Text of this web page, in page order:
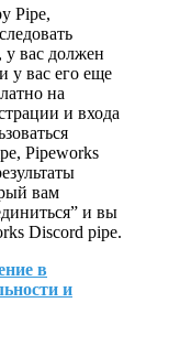
Pipe,
вас должен
у вас его еще
на
и входа
Pipeworks
вам
и вы
Discord pipe.
в
и